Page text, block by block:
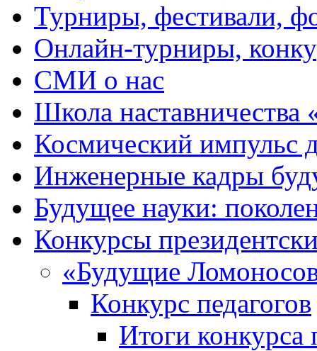
Турниры, фестивали,
Онлайн-турниры,
СМИ о нас
Школа
Космический импульс
Инженерные кадры
Будущее науки:
Конкурсы
«Будущие
Конкурс педагогов
Итоги конкурса